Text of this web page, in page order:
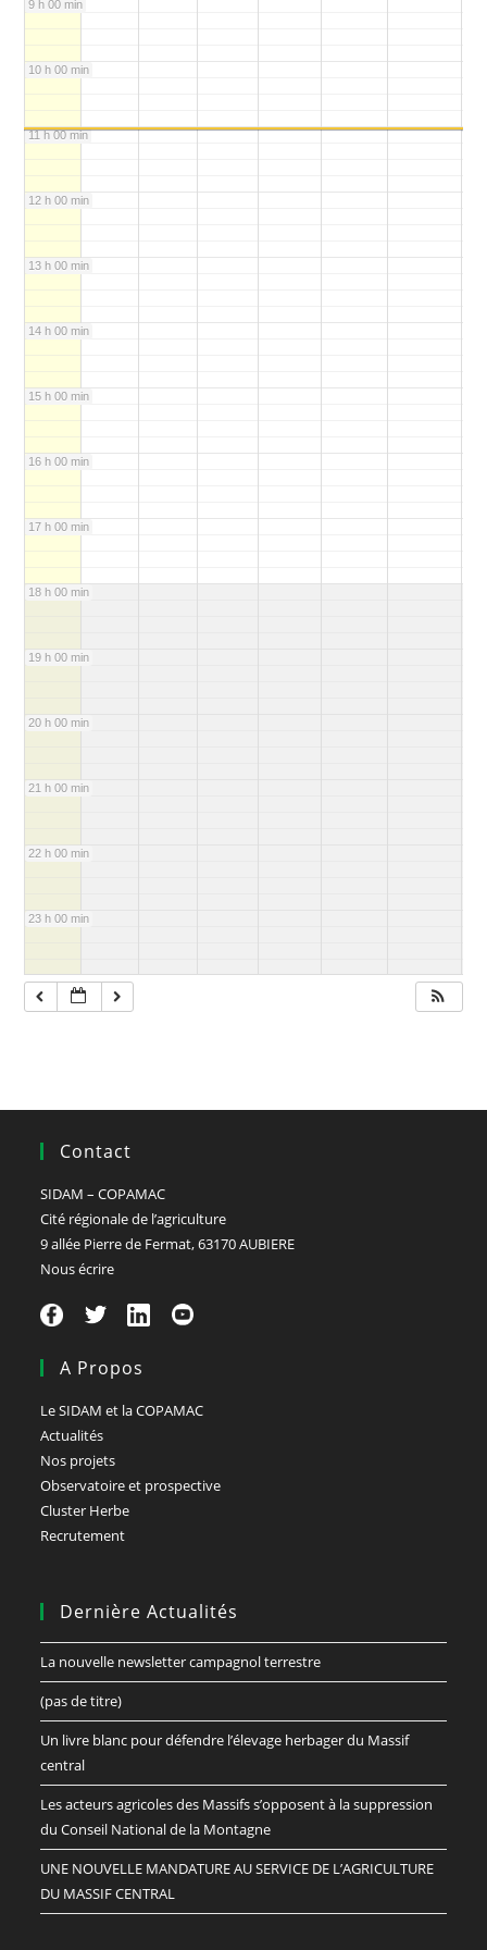
9 h 00 min
10 h 00 min
11 h 00 min
12 h 00 min
13 h 00 min
14 h 00 min
15 h 00 min
16 h 00 min
17 h 00 min
18 h 00 min
19 h 00 min
20 h 00 min
21 h 00 min
22 h 00 min
23 h 00 min
Contact
SIDAM – COPAMAC
Cité régionale de l’agriculture
9 allée Pierre de Fermat, 63170 AUBIERE
Nous écrire
A Propos
Le SIDAM et la COPAMAC
Actualités
Nos projets
Observatoire et prospective
Cluster Herbe
Recrutement
Dernière Actualités
La nouvelle newsletter campagnol terrestre
(pas de titre)
Un livre blanc pour défendre l’élevage herbager du Massif
central
Les acteurs agricoles des Massifs s’opposent à la suppression
du Conseil National de la Montagne
UNE NOUVELLE MANDATURE AU SERVICE DE L’AGRICULTURE
DU MASSIF CENTRAL